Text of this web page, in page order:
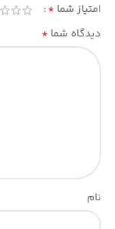
امتیاز شما *
دیدگاه شما *
نام